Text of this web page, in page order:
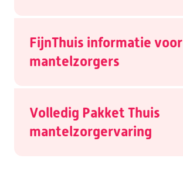
FijnThuis informatie voor
mantelzorgers
Volledig Pakket Thuis
mantelzorgervaring